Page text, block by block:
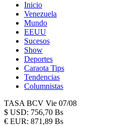
Inicio
Venezuela
Mundo
EEUU
Sucesos
Show
Deportes
Caraota Tips
Tendencias
Columnistas
TASA BCV Vie 07/08
$ USD: 756,70 Bs
€ EUR: 871,89 Bs